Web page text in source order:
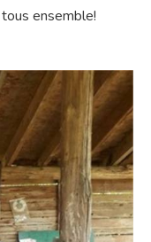
ensemble!